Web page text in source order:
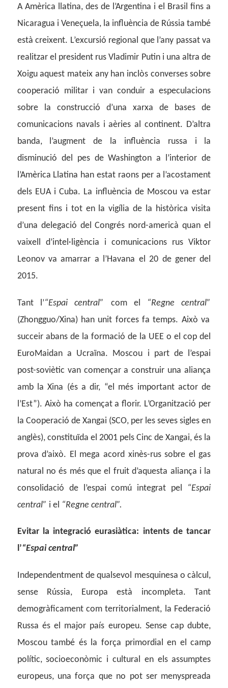
A Amèrica llatina, des de l’Argentina i el Brasil fins a
Nicaragua i Veneçuela, la influència de Rússia també
està creixent. L’excursió regional que l’any passat va
realitzar el president rus Vladimir Putin i una altra de
Xoigu aquest mateix any han inclòs converses sobre
cooperació militar i van conduir a especulacions
sobre la construcció d’una xarxa de bases de
comunicacions navals i aèries al continent. D’altra
banda, l’augment de la influència russa i la
disminució del pes de Washington a l’interior de
l’Amèrica Llatina han estat raons per a l’acostament
dels EUA i Cuba. La influència de Moscou va estar
present fins i tot en la vigília de la històrica visita
d’una delegació del Congrés nord-americà quan el
vaixell d’intel·ligència i comunicacions rus Viktor
Leonov va amarrar a l’Havana el 20 de gener del
2015.
Tant l’“Espai central” com el “Regne central”
(Zhongguo/Xina) han unit forces fa temps. Això va
succeir abans de la formació de la UEE o el cop del
EuroMaidan a Ucraïna. Moscou i part de l’espai
post-soviètic van començar a construir una aliança
amb la Xina (és a dir, “el més important actor de
l’Est”). Això ha començat a florir. L’Organització per
la Cooperació de Xangai (SCO, per les seves sigles en
anglès), constituïda el 2001 pels Cinc de Xangai, és la
prova d’això. El mega acord xinès-rus sobre el gas
natural no és més que el fruit d’aquesta aliança i la
consolidació de l’espai comú integrat pel “Espai
central” i el “Regne central”.
Evitar la integració eurasiàtica: intents de tancar
l’“Espai central”
Independentment de qualsevol mesquinesa o càlcul,
sense Rússia, Europa està incompleta. Tant
demogràficament com territorialment, la Federació
Russa és el major país europeu. Sense cap dubte,
Moscou també és la força primordial en el camp
polític, socioeconòmic i cultural en els assumptes
europeus, una força que no pot ser menyspreada